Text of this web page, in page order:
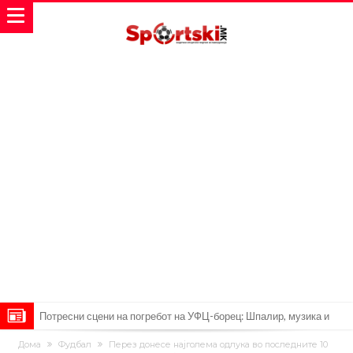
Потресни сцени на погребот на УФЦ-борец: Шпалир, музика и
аплауз кој ги расплака сите (Видео)
(ВИДЕО) Голема трагедија: Гром усмрти фудбалери, а уште 12 се
Дома Фудбал
Перез донесе најголема одлука во последните 10